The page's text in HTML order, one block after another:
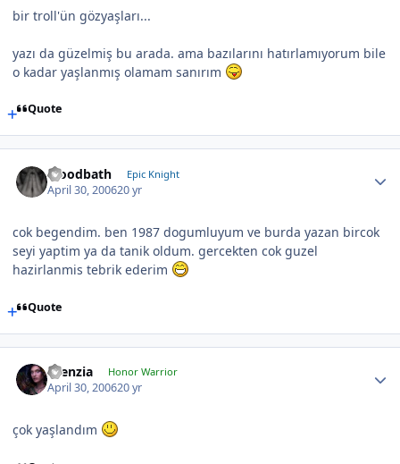
bir troll'ün gözyaşları...
yazı da güzelmiş bu arada. ama bazılarını hatırlamıyorum bile
o kadar yaşlanmış olamam sanırım
Quote
bloodbath Epic Knight
April 30, 200620 yr
cok begendim. ben 1987 dogumluyum ve burda yazan bircok
seyi yaptim ya da tanik oldum. gercekten cok guzel
hazirlanmis tebrik ederim
Quote
silenzia Honor Warrior
April 30, 200620 yr
çok yaşlandım